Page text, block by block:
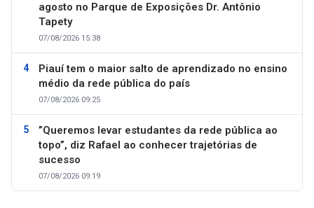
agosto no Parque de Exposições Dr. Antônio
Tapety
07/08/2026 15:38
Piauí tem o maior salto de aprendizado no ensino
médio da rede pública do país
07/08/2026 09:25
”Queremos levar estudantes da rede pública ao
topo”, diz Rafael ao conhecer trajetórias de
sucesso
07/08/2026 09:19